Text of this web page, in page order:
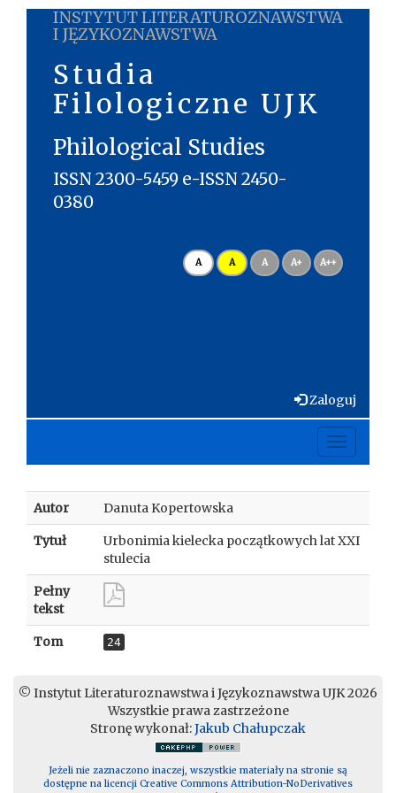
INSTYTUT LITERATUROZNAWSTWA
I JĘZYKOZNAWSTWA
Studia
Filologiczne UJK
Philological Studies
ISSN 2300-5459 e-ISSN 2450-
0380
A A A A+ A++
Zaloguj
Toggle
Autor Danuta Kopertowska
Tytuł
Urbonimia kielecka początkowych lat XXI
stulecia
Pełny
tekst
Tom 24
© Instytut Literaturoznawstwa i Językoznawstwa UJK 2026
Wszystkie prawa zastrzeżone
Stronę wykonał:Jakub Chałupczak
Jeżeli nie zaznaczono inaczej, wszystkie materiały na stronie są
dostępne na licencji Creative Commons Attribution-NoDerivatives